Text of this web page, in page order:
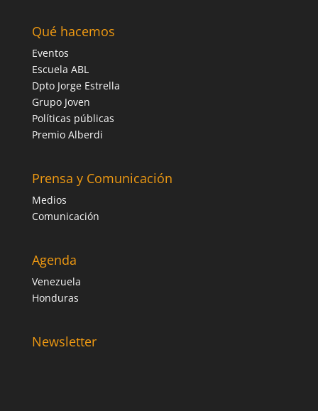
Qué hacemos
Eventos
Escuela ABL
Dpto Jorge Estrella
Grupo Joven
Políticas públicas
Premio Alberdi
Prensa y Comunicación
Medios
Comunicación
Agenda
Venezuela
Honduras
Newsletter